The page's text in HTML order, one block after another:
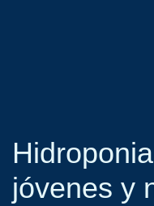
jóvenes y